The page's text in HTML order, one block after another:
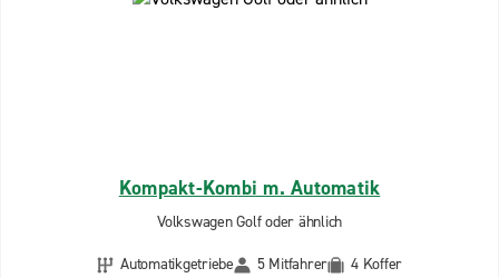
Kompakt-Kombi m. Automatik
Volkswagen Golf oder ähnlich
Automatikgetriebe
5 Mitfahrer 4 Koffer